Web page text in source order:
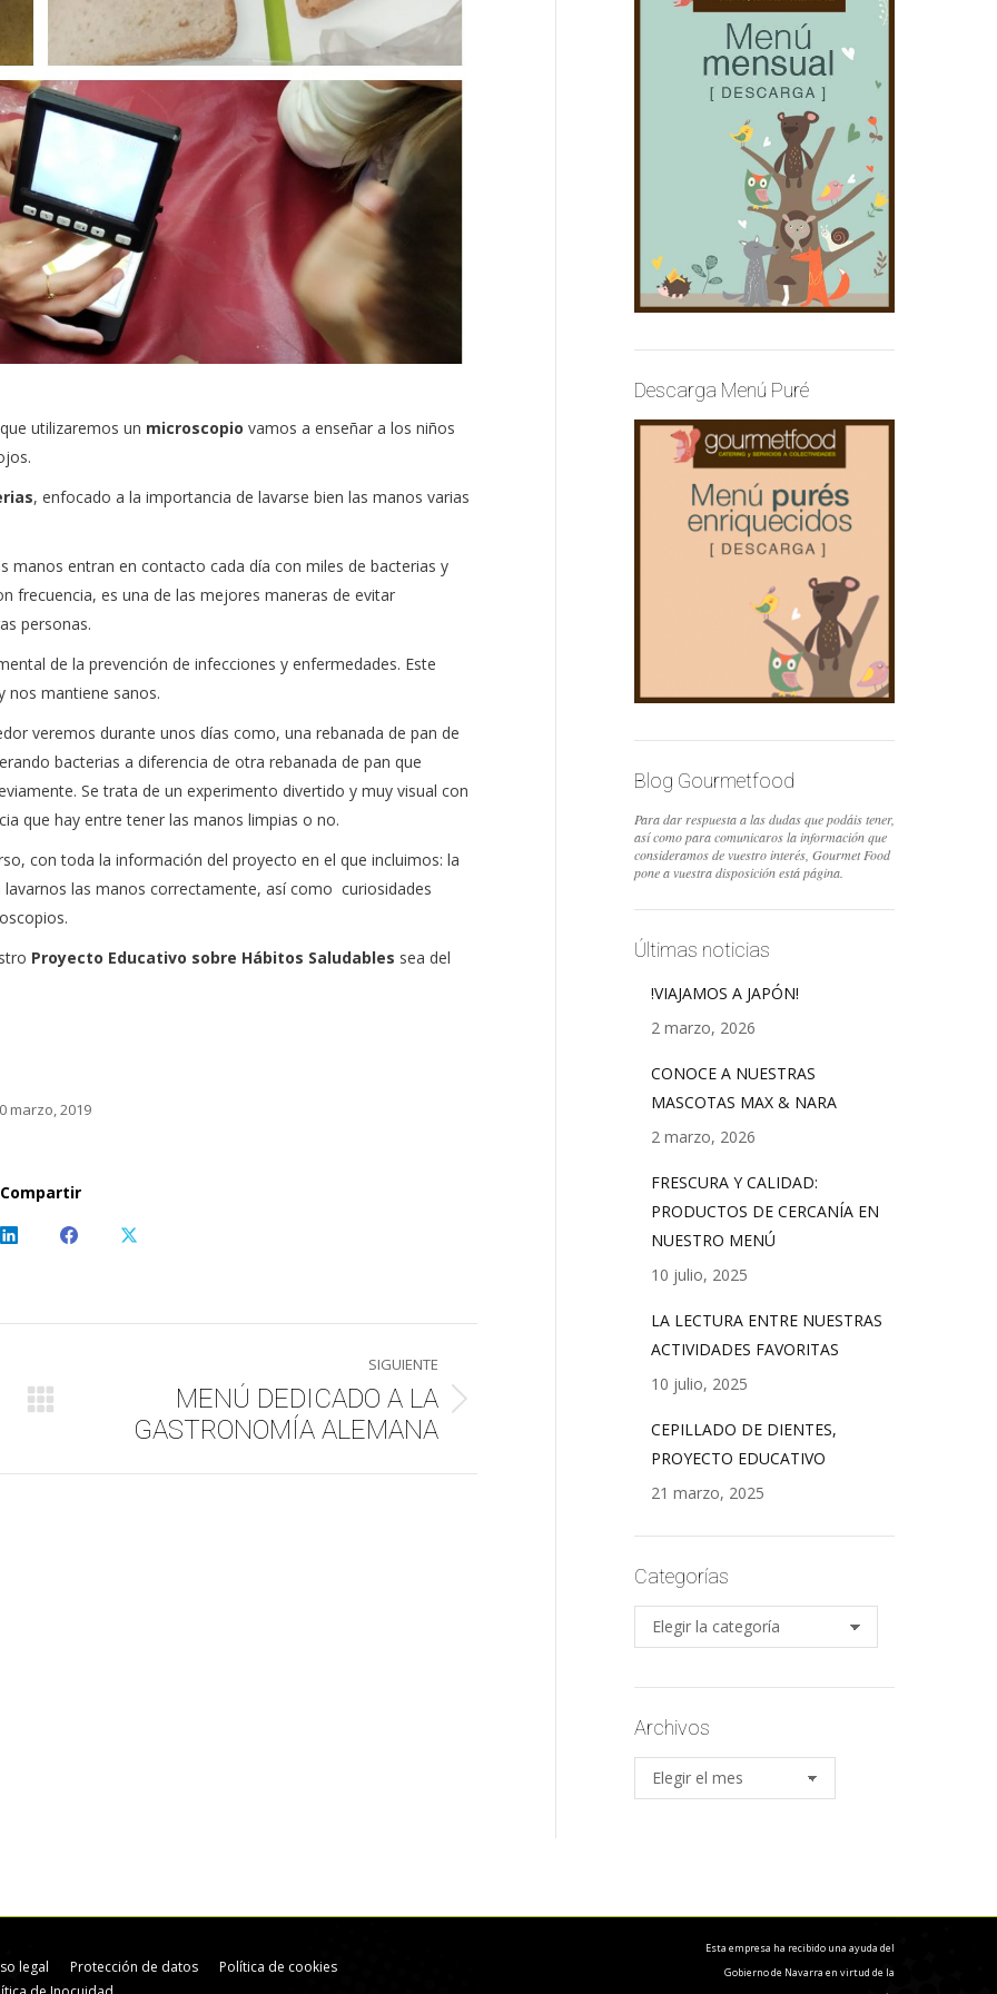
utilizaremos un microscopio vamos a enseñar a los niños
, enfocado a la importancia de lavarse bien las manos varias
entran en contacto cada día con miles de bacterias y
frecuencia, es una de las mejores maneras de evitar
personas.
de la prevención de infecciones y enfermedades. Este
nos mantiene sanos.
veremos durante unos días como, una rebanada de pan de
bacterias a diferencia de otra rebanada de pan que
Se trata de un experimento divertido y muy visual con
que hay entre tener las manos limpias o no.
con toda la información del proyecto en el que incluimos: la
las manos correctamente, así como curiosidades
Proyecto Educativo sobre Hábitos Saludables sea del
marzo, 2019
Compartir
Share
LinkedIn
Share
Facebook
Share
X
SIGUIENTE
siguiente:
MENÚ DEDICADO A LA
GASTRONOMÍA ALEMANA
Descarga Menú Puré
Blog Gourmetfood
Para dar respuesta a las dudas que podáis tener,
así como para comunicaros la información que
consideramos de vuestro interés, Gourmet Food
pone a vuestra disposición está página.
Últimas noticias
!VIAJAMOS A JAPÓN!
2 marzo, 2026
CONOCE A NUESTRAS
MASCOTAS MAX & NARA
2 marzo, 2026
FRESCURA Y CALIDAD:
PRODUCTOS DE CERCANÍA EN
NUESTRO MENÚ
10 julio, 2025
LA LECTURA ENTRE NUESTRAS
ACTIVIDADES FAVORITAS
10 julio, 2025
CEPILLADO DE DIENTES,
PROYECTO EDUCATIVO
21 marzo, 2025
Categorías
Categorías
Archivos
Archivos
legal Protección de datos
Política de cookies
Esta empresa ha recibido una ayuda del
Gobierno de Navarra en virtud de la